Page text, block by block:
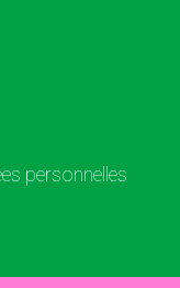
personnelles